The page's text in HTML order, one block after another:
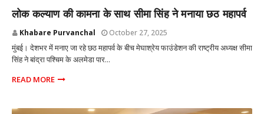
लोक कल्याण की कामना के साथ सीमा सिंह ने मनाया छठ महापर्व
Khabare Purvanchal October 27, 2025
मुंबई। देशभर में मनाए जा रहे छठ महापर्व के बीच मेघाश्रेय फाउंडेशन की राष्ट्रीय अध्यक्ष सीमा
सिंह ने बांद्रा पश्चिम के अलमेडा पार...
READ MORE